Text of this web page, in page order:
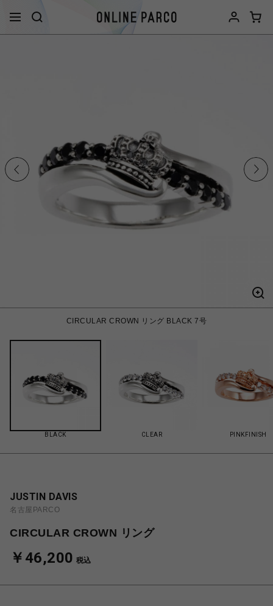
CIRCULAR CROWN リング BLACK 7号
BLACK CLEAR PINKFINISH
JUSTIN DAVIS
名古屋PARCO
CIRCULAR CROWN リング
￥46,200 税込